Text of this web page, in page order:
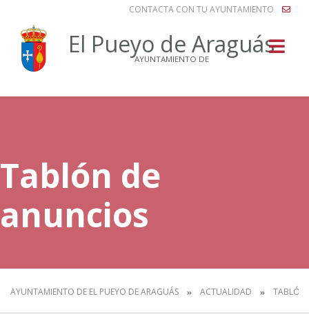
CONTACTA CON TU AYUNTAMIENTO
El Pueyo de Araguás
AYUNTAMIENTO DE
Tablón de
anuncios
AYUNTAMIENTO DE EL PUEYO DE ARAGUÁS ACTUALIDAD TABLÓN